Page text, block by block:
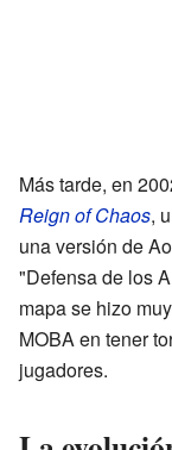
Más tarde, en
Reign of Chaos,
una versión de
"Defensa de los
mapa se hizo
MOBA en tener
jugadores.